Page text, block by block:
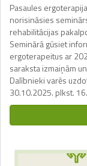
Pasaules
norisināsies
rehabilitācijas
Seminārā gūsiet
ergoterapeitus ar
saraksta izmaiņām
Dalībnieki varēs
30.10.2025. plkst.